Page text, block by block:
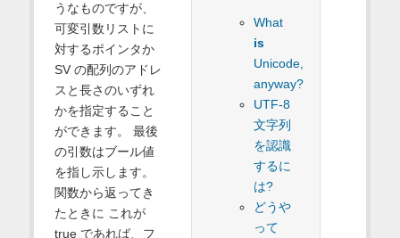
What
is
Unicode,
anyway?
UTF-8
文字列
を認識
するに
は?
どうや
って
うなものですが、
可変引数リストに
対するポインタか
SV の配列のアドレ
スと長さのいずれ
かを指定すること
ができます。 最後
の引数はブール値
を指し示します。
関数から返ってき
たときに これが
true であれば、フ